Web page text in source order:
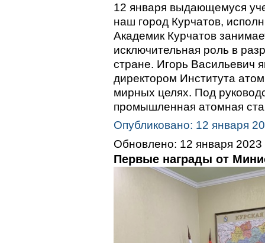
12 января выдающемуся
наш город Курчатов,
Академик Курчатов
исключительная роль в
стране. Игорь Васильевич
директором Института
мирных целях. Под
промышленная атомная
Опубликовано: 12 января
Обновлено: 12 января 2023
Первые награды от